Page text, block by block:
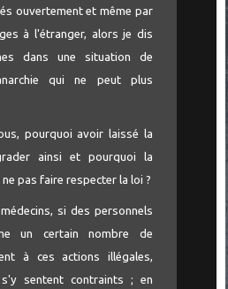
ouvertement et même par
à l'étranger, alors je dis
dans une situation de
qui ne peut plus
pourquoi avoir laissé la
ainsi et pourquoi la
pas faire respecter la loi ?
si des personnels
un certain nombre de
à ces actions illégales,
sentent contraints ; en